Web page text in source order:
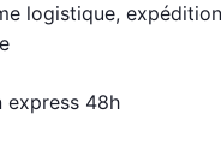
logistique,
express 48h